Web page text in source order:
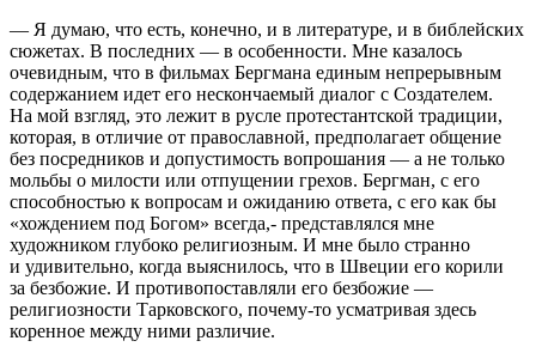
— Я думаю, что есть, конечно, и в литературе, и в библейских
сюжетах. В последних — в особенности. Мне казалось
очевидным, что в фильмах Бергмана единым непрерывным
содержанием идет его нескончаемый диалог с Создателем.
На мой взгляд, это лежит в русле протестантской традиции,
которая, в отличие от православной, предполагает общение
без посредников и допустимость вопрошания — а не только
мольбы о милости или отпущении грехов. Бергман, с его
способностью к вопросам и ожиданию ответа, с его как бы
«хождением под Богом» всегда,- представлялся мне
художником глубоко религиозным. И мне было странно
и удивительно, когда выяснилось, что в Швеции его корили
за безбожие. И противопоставляли его безбожие —
религиозности Тарковского, почему-то усматривая здесь
коренное между ними различие.